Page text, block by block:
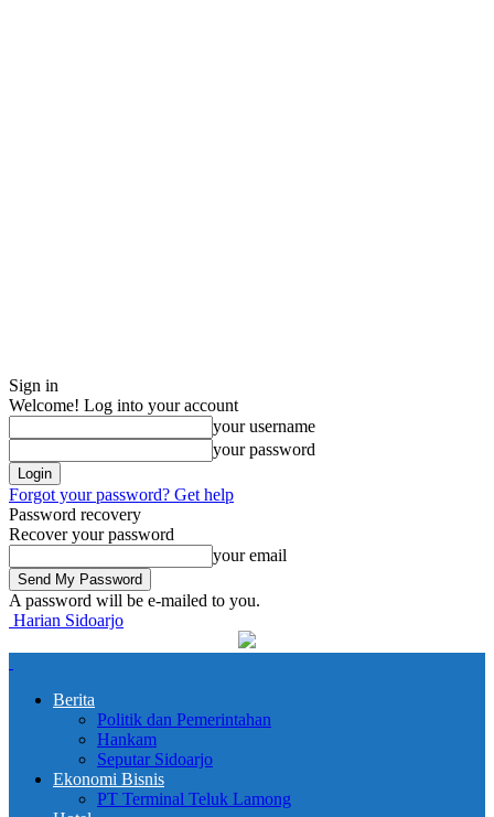
Sign in
Welcome! Log into your account
your username
your password
Forgot your password? Get help
Password recovery
Recover your password
your email
A password will be e-mailed to you.
Harian Sidoarjo
Berita
Politik dan Pemerintahan
Hankam
Seputar Sidoarjo
Ekonomi Bisnis
PT Terminal Teluk Lamong